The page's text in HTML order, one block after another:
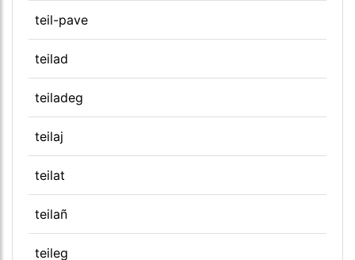
teil-pave
teilad
teiladeg
teilaj
teilat
teilañ
teileg